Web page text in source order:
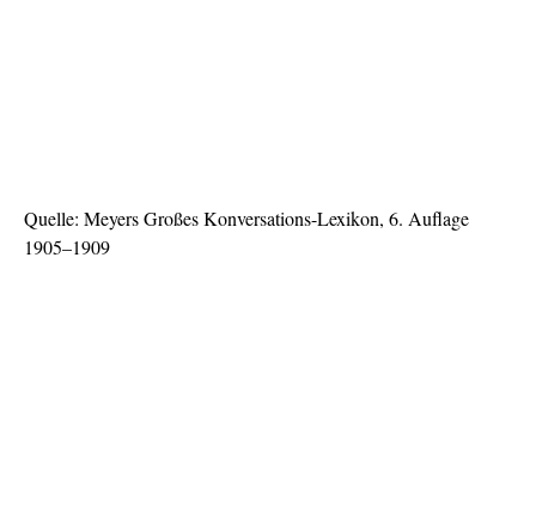
Quelle: Meyers Großes Konversations-Lexikon, 6. Auflage
1905–1909